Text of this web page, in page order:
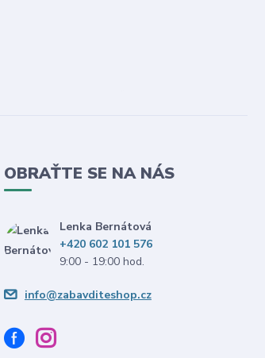
OBRAŤTE SE NA NÁS
Lenka Bernátová
+420 602 101 576
9:00 - 19:00 hod.
info@zabavditeshop.cz